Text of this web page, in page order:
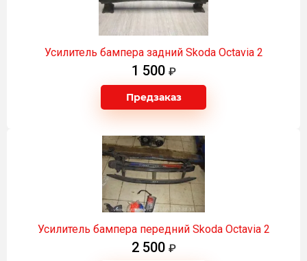
Усилитель бампера задний Skoda Оctavia 2
1 500
Предзаказ
Усилитель бампера передний Skoda Оctavia 2
2 500